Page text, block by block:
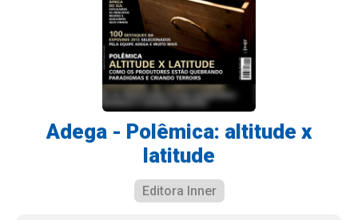
Adega - Polêmica: altitude x
latitude
Editora Inner